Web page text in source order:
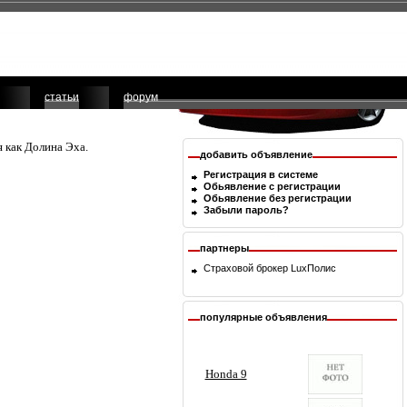
статьи форум
как Долина Эха.
добавить объявление
Регистрация в системе
Обьявление с регистрации
Обьявление без регистрации
Забыли пароль?
партнеры
Страховой брокер LuxПолис
популярные объявления